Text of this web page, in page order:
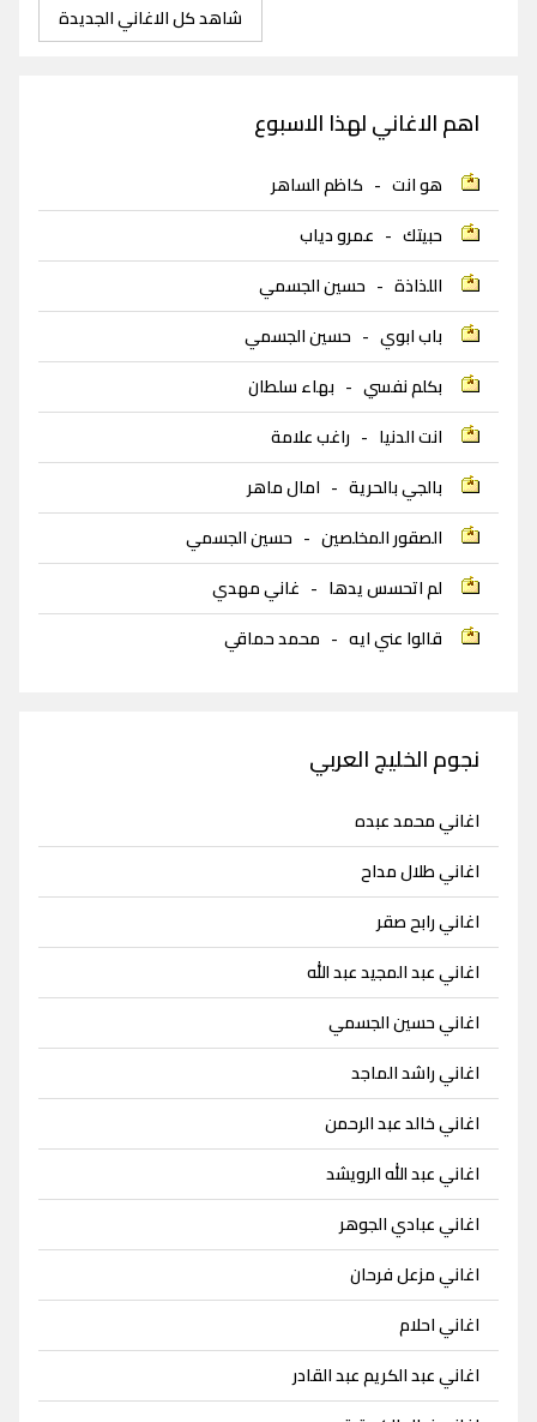
شاهد كل الاغاني الجديدة
اهم الاغاني لهذا الاسبوع
هو انت - كاظم الساهر
حبيتك - عمرو دياب
اللذاذة - حسين الجسمي
باب ابوي - حسين الجسمي
بكلم نفسي - بهاء سلطان
انت الدنيا - راغب علامة
بالجي بالحرية - امال ماهر
الصقور المخلصين - حسين الجسمي
لم اتحسس يدها - غاني مهدي
قالوا عني ايه - محمد حماقي
نجوم الخليج العربي
اغاني محمد عبده
اغاني طلال مداح
اغاني رابح صقر
اغاني عبد المجيد عبد الله
اغاني حسين الجسمي
اغاني راشد الماجد
اغاني خالد عبد الرحمن
اغاني عبد الله الرويشد
اغاني عبادي الجوهر
اغاني مزعل فرحان
اغاني احلام
اغاني عبد الكريم عبد القادر